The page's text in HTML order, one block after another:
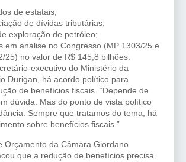
de estatais;
de dívidas tributárias;
exploração de petróleo;
em análise no Congresso (MP 1303/25 e
25) no valor de R$ 145,8 bilhões.
executivo do Ministério da
Durigan, há acordo político para
de benefícios fiscais. “Depende de
dúvida. Mas do ponto de vista político
Sempre que tratamos do tema, há
sobre benefícios fiscais.”
Orçamento da Câmara Giordano
que a redução de benefícios precisa